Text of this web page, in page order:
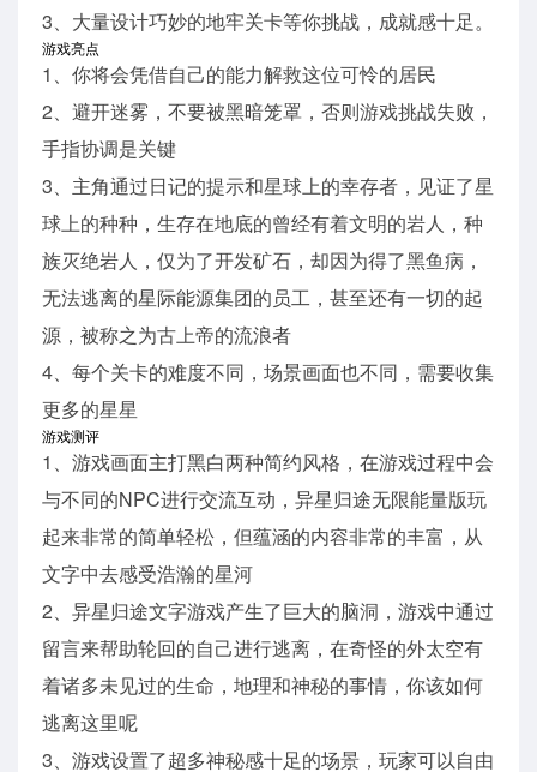
3、大量设计巧妙的地牢关卡等你挑战，成就感十足。
游戏亮点
1、你将会凭借自己的能力解救这位可怜的居民
2、避开迷雾，不要被黑暗笼罩，否则游戏挑战失败，
手指协调是关键
3、主角通过日记的提示和星球上的幸存者，见证了星
球上的种种，生存在地底的曾经有着文明的岩人，种
族灭绝岩人，仅为了开发矿石，却因为得了黑鱼病，
无法逃离的星际能源集团的员工，甚至还有一切的起
源，被称之为古上帝的流浪者
4、每个关卡的难度不同，场景画面也不同，需要收集
更多的星星
游戏测评
1、游戏画面主打黑白两种简约风格，在游戏过程中会
与不同的NPC进行交流互动，异星归途无限能量版玩
起来非常的简单轻松，但蕴涵的内容非常的丰富，从
文字中去感受浩瀚的星河
2、异星归途文字游戏产生了巨大的脑洞，游戏中通过
留言来帮助轮回的自己进行逃离，在奇怪的外太空有
着诸多未见过的生命，地理和神秘的事情，你该如何
逃离这里呢
3、游戏设置了超多神秘感十足的场景，玩家可以自由